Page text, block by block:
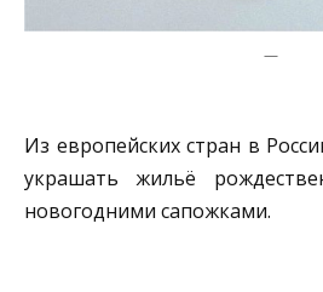
—
Из европейских стран в
украшать жильё
новогодними сапожками.